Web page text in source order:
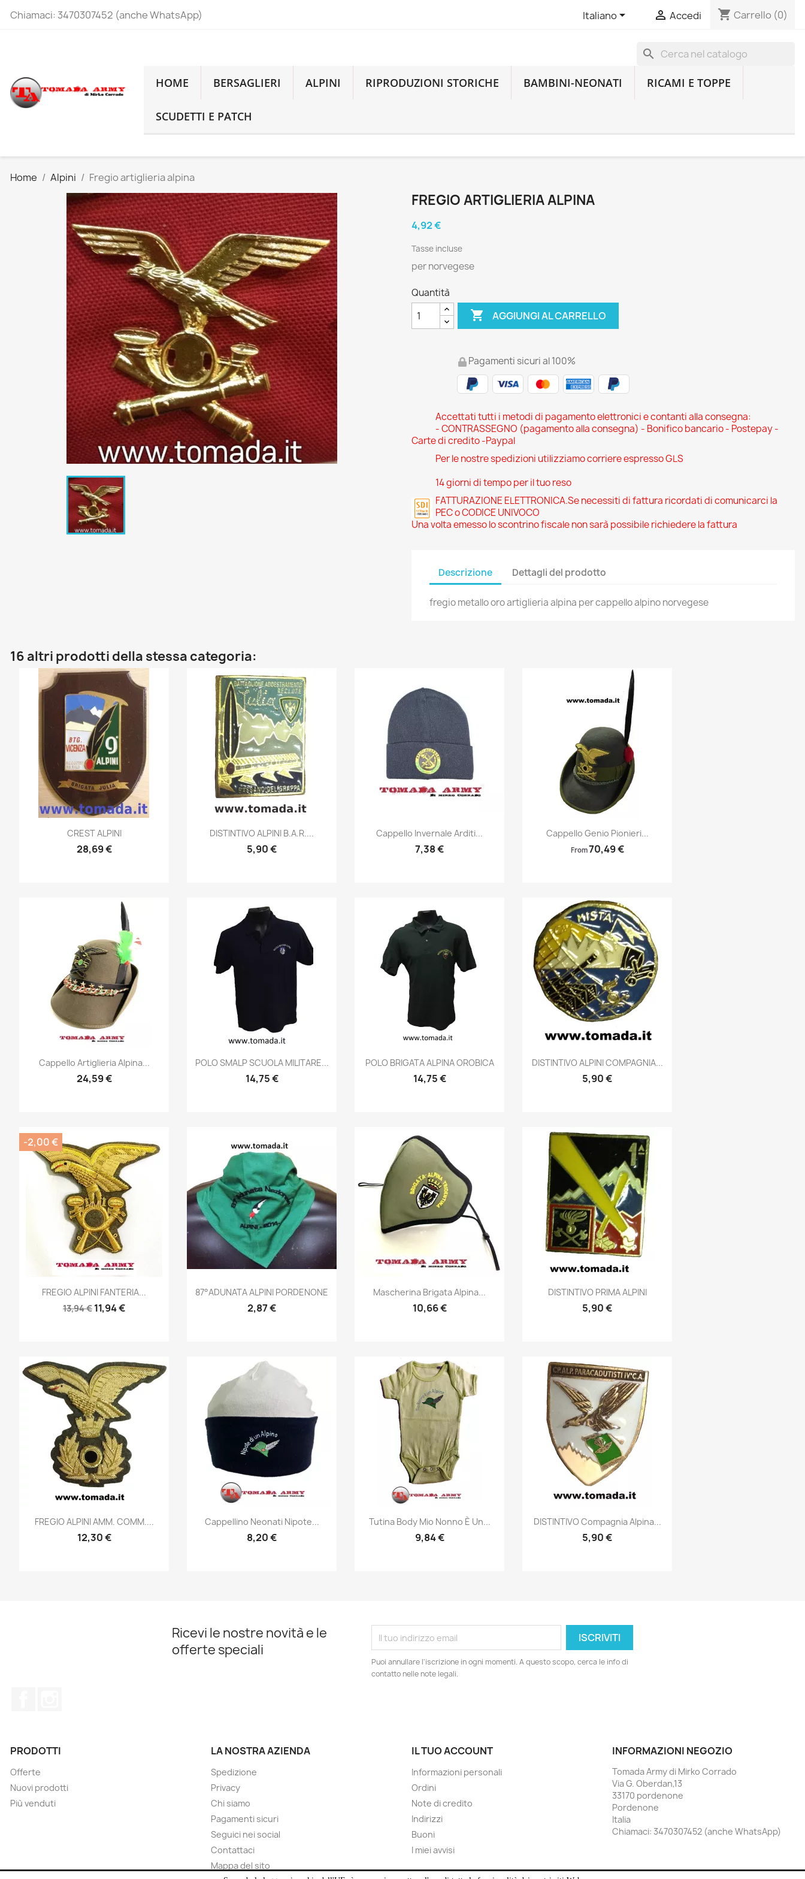
Chiamaci: 3470307452 (anche WhatsApp) Italiano  Accedi shopping_cart Carrello (0)
search
HOME
BERSAGLIERI ALPINI RIPRODUZIONI STORICHE BAMBINI-NEONATI RICAMI E TOPPE
SCUDETTI E PATCH
Home Alpini Fregio artiglieria alpina
FREGIO ARTIGLIERIA ALPINA
4,92 €
Tasse incluse
per norvegese
Quantità
 AGGIUNGI AL CARRELLO
Pagamenti sicuri al 100%
Accettati tutti i metodi di pagamento elettronici e contanti alla consegna:
- CONTRASSEGNO (pagamento alla consegna) - Bonifico bancario - Postepay -
Carte di credito -Paypal
Per le nostre spedizioni utilizziamo corriere espresso GLS
14 giorni di tempo per il tuo reso
FATTURAZIONE ELETTRONICA.Se necessiti di fattura ricordati di comunicarci la
PEC o CODICE UNIVOCO
Una volta emesso lo scontrino fiscale non sarà possibile richiedere la fattura
Descrizione Dettagli del prodotto
fregio metallo oro artiglieria alpina per cappello alpino norvegese
16 altri prodotti della stessa categoria:
Anteprima
CREST ALPINI
28,69 €
Anteprima
DISTINTIVO ALPINI B.A.R....
5,90 €
Anteprima
Cappello Invernale Arditi...
7,38 €
Anteprima
Cappello Genio Pionieri...
From70,49 €
 Anteprima
Cappello Artiglieria Alpina...
24,59 €
Anteprima
POLO SMALP SCUOLA MILITARE...
14,75 €
Anteprima
POLO BRIGATA ALPINA OROBICA
14,75 €
Anteprima
DISTINTIVO ALPINI COMPAGNIA...
5,90 €
Anteprima
FREGIO ALPINI FANTERIA...
13,94 € 11,94 €
-2,00 €
Anteprima
87°ADUNATA ALPINI PORDENONE
2,87 €
Anteprima
Mascherina Brigata Alpina...
10,66 €
Anteprima
DISTINTIVO PRIMA ALPINI
5,90 €
 Anteprima
FREGIO ALPINI AMM. COMM....
12,30 €
Anteprima
Cappellino Neonati Nipote...
8,20 €
Anteprima
Tutina Body Mio Nonno È Un...
9,84 €
Anteprima
DISTINTIVO Compagnia Alpina...
5,90 €
Ricevi le nostre novità e le
offerte speciali
Puoi annullare l'iscrizione in ogni momenti. A questo scopo, cerca le info di
contatto nelle note legali.
PRODOTTI
Offerte
Nuovi prodotti
Più venduti
LA NOSTRA AZIENDA
Spedizione
Privacy
Chi siamo
Pagamenti sicuri
Seguici nei social
Contattaci
Mappa del sito
IL TUO ACCOUNT
Informazioni personali
Ordini
Note di credito
Indirizzi
Buoni
I miei avvisi
INFORMAZIONI NEGOZIO
Tomada Army di Mirko Corrado
Via G. Oberdan,13
33170 pordenone
Pordenone
Italia
Chiamaci: 3470307452 (anche WhatsApp)